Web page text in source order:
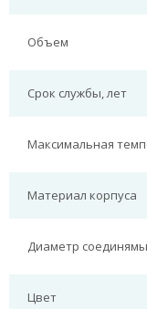
Объем
Срок службы, лет
Максимальная
Материал корпуса
Диаметр
Цвет